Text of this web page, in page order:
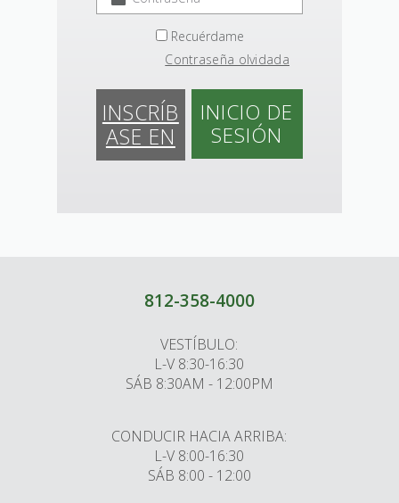
Recuérdame
Contraseña olvidada
INSCRÍB
ASE EN
INICIO DE
SESIÓN
812-358-4000
VESTÍBULO:
L-V 8:30-16:30
SÁB 8:30AM - 12:00PM
CONDUCIR HACIA ARRIBA:
L-V 8:00-16:30
SÁB 8:00 - 12:00